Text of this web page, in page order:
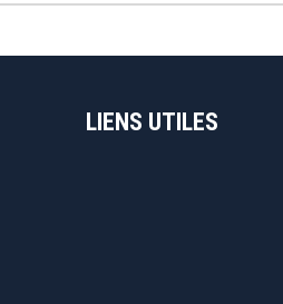
LIENS UTILES